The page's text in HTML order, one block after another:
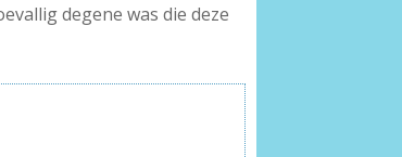
degene was die deze